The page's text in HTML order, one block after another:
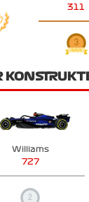
311
Williams
727